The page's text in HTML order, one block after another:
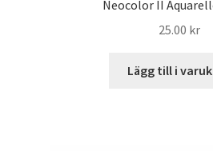
Neocolor II
25.00 kr
Lägg till i